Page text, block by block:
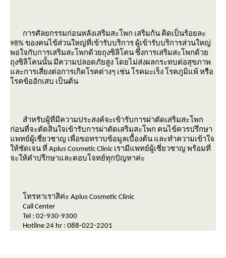
การศัลยกรรมก่อนหลังเสริมสะโพก เสริมก้น คิดเป็นร้อยละ
98% ของคนไข้ส่วนใหญ่ที่เข้ารับบริการ ผู้เข้ารับบริการส่วนใหญ่
พอใจกับการเสริมสะโพกด้วยถุงซิลิโคน ซึ่งการเสริมสะโพกด้ว
ถุงซิลิโคนนั้น มีความปลอดภัยสูง โดยไม่ส่งผลกระทบต่อสุขภาพ
ละการเสี่ยงต่อการเกิดโรคต่างๆ เช่น โรคมะเร็ง โรคภูมิแพ้ หรือ
รคข้ออักเสบ เป็นต้น
สำหรับผู้ที่มีความประสงค์จะเข้ารับการผ่าตัดเสริมสะโพก
ก่อนที่จะตัดสินใจเข้ารับการผ่าตัดเสริมสะโพก คนไข้ควรปรึกษา
พทย์ผู้เชี่ยวชาญ เพื่อขอทราบข้อมูลเบื้องต้น และทำความเข้าใจ
ห้ชัดเจน ที่ Aplus Cosmetic Clinic เรามีแพทย์ผู้เชี่ยวชาญ พร้อมที่
จะให้คำปรึกษาและตอบโจทย์ทุกปัญหาค่ะ
ทรหาเราสิค่ะ Aplus Cosmetic Clinic
Call Center
Tel : 02-930-9300
Hotline 24 hr : 088-022-2201